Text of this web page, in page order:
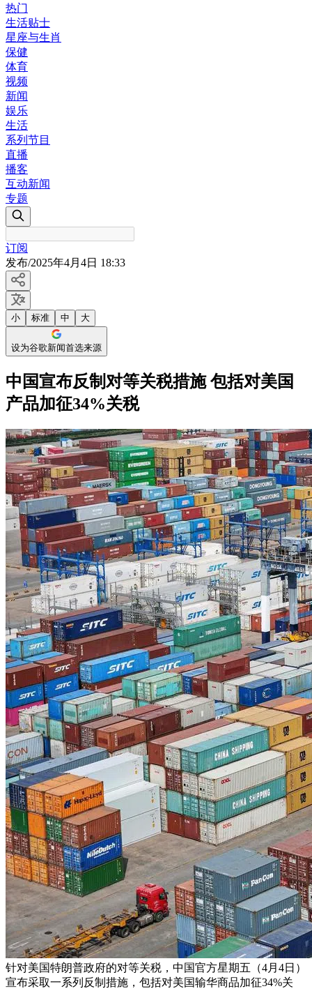
热门
生活贴士
星座与生肖
保健
体育
视频
新闻
娱乐
生活
系列节目
直播
播客
互动新闻
专题
订阅
发布/2025年4月4日 18:33
小 标准 中 大
设为谷歌新闻首选来源
中国宣布反制对等关税措施 包括对美国
产品加征34%关税
针对美国特朗普政府的对等关税，中国官方星期五（4月4日）
宣布采取一系列反制措施，包括对美国输华商品加征34%关